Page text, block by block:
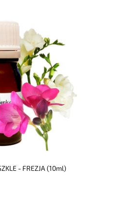
- FREZJA (10ml)
do koszyka